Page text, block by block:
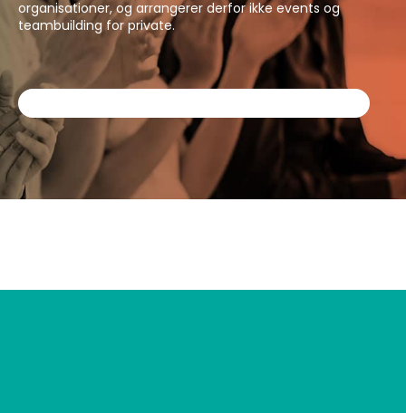
organisationer, og arrangerer derfor ikke events og
teambuilding for private.